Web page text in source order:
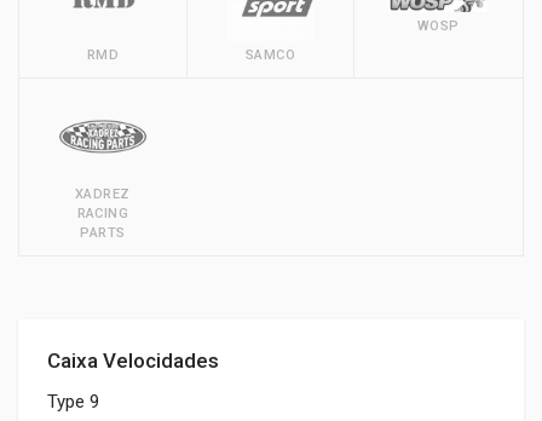
Caixa Velocidades
Type 9
RMD SAMCO
WOSP
XADREZ
RACING
PARTS